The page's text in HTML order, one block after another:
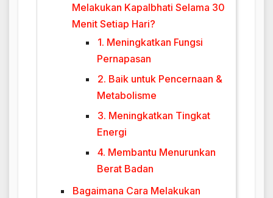
Melakukan Kapalbhati Selama 30
Menit Setiap Hari?
1. Meningkatkan Fungsi
Pernapasan
2. Baik untuk Pencernaan &
Metabolisme
3. Meningkatkan Tingkat
Energi
4. Membantu Menurunkan
Berat Badan
Bagaimana Cara Melakukan